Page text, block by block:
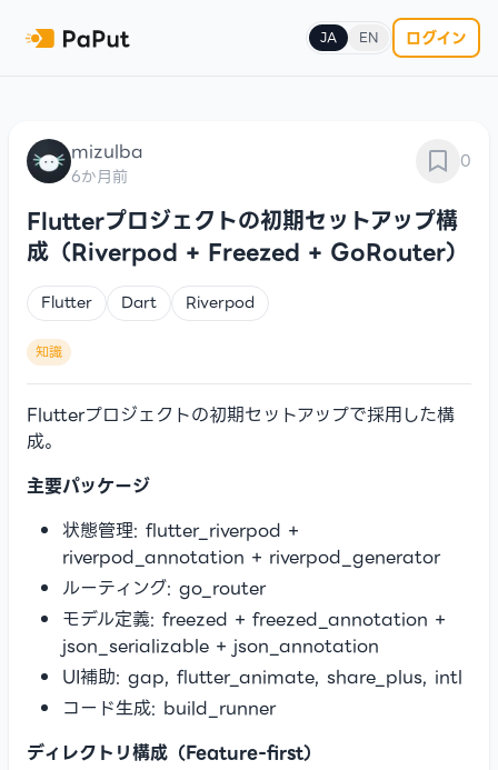
JA EN ログイン
mizulba
6か月前
0
Flutterプロジェクトの初期セットアップ構
成（Riverpod + Freezed + GoRouter）
Flutter Dart Riverpod
知識
Flutterプロジェクトの初期セットアップで採用した構
成。
主要パッケージ
状態管理: flutter_riverpod +
riverpod_annotation + riverpod_generator
ルーティング: go_router
モデル定義: freezed + freezed_annotation +
json_serializable + json_annotation
UI補助: gap, flutter_animate, share_plus, intl
コード生成: build_runner
ディレクトリ構成（Feature-first）